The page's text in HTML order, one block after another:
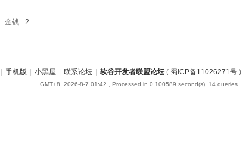
金钱
2
| 手机版 | 小黑屋 | 联系论坛 | 软谷开发者联盟论坛( 蜀ICP备11026271号)
GMT+8, 2026-8-7 01:42 , Processed in 0.100589 second(s), 14 queries .